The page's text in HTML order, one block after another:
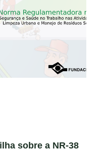
sobre a NR-38